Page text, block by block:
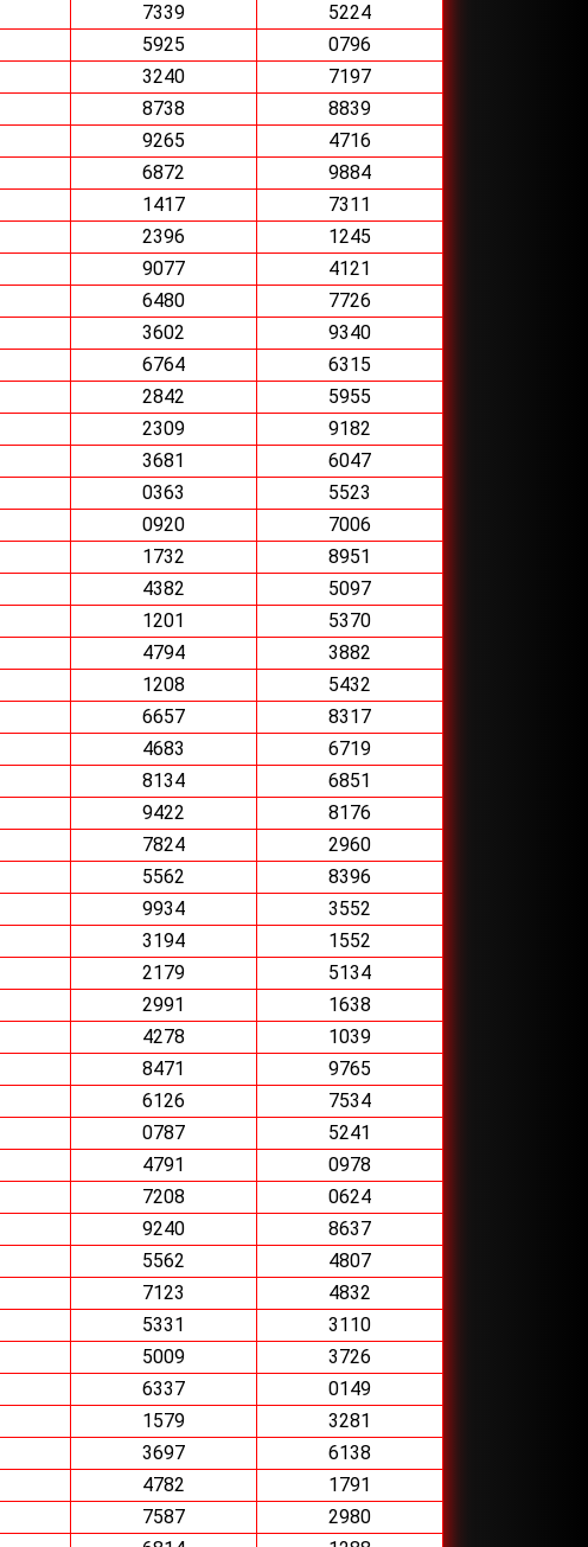
7339
5224
5925
0796
3240
7197
8738
8839
9265
4716
6872
9884
1417
7311
2396
1245
9077
4121
6480
7726
3602
9340
6764
6315
2842
5955
2309
9182
3681
6047
0363
5523
0920
7006
1732
8951
4382
5097
1201
5370
4794
3882
1208
5432
6657
8317
4683
6719
8134
6851
9422
8176
7824
2960
5562
8396
9934
3552
3194
1552
2179
5134
2991
1638
4278
1039
8471
9765
6126
7534
0787
5241
4791
0978
7208
0624
9240
8637
5562
4807
7123
4832
5331
3110
5009
3726
6337
0149
1579
3281
3697
6138
4782
1791
7587
2980